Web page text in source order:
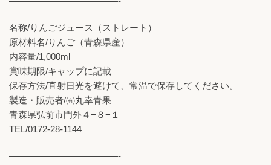
名称/りんごジュース（ストレート）
原材料名/りんご（青森県産）
内容量/1,000ml
賞味期限/キャップに記載
保存方法/直射日光を避けて、常温で保存してください。
製造・販売者/㈲丸幸青果
青森県弘前市門外４−８−１
TEL/0172-28-1144
————————————-